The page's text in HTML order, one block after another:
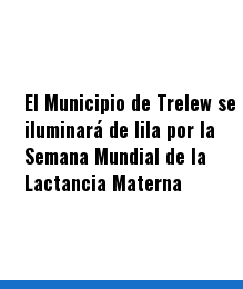
El Municipio de Trelew se
iluminará de lila por la
Semana Mundial de la
Lactancia Materna